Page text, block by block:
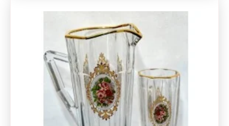
بر روی قیمت های اعلام شده نگذارد.
قیمت پارچ و لیوان کریستال چک اصل بین 90 تا 110 دلار است .
در پایان به چند سوال پرتکرار پاسخ میدهیم :
؟
خرید دو دست پارچ و لیوان به شما کمک میکند تا در زمان پذیرایی از مهمان
ها در مراسمات خود از جابجایی مهمان ها برای دسترسی به نوشیدنی ها
جلوگیری کنید و میزبان مجبور به پر کردن مکرر پارچ در زمان سرو و پذیرایی